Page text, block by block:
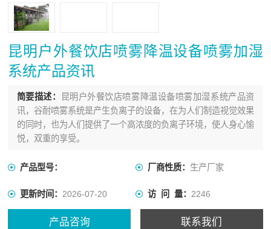
昆明户外餐饮店喷雾降温设备喷雾加湿
系统产品资讯
简要描述：
昆明户外餐饮店喷雾降温设备喷雾加湿系统产品资
讯，谷耐喷雾系统是产生负离子的设备，在为人们制造视觉效果
的同时，也为人们提供了一个高浓度的负离子环境，使人身心愉
悦，双重的享受。
产品型号： 厂商性质： 生产厂家
更新时间：2026-07-20 访 问 量： 2246
产品咨询 联系我们